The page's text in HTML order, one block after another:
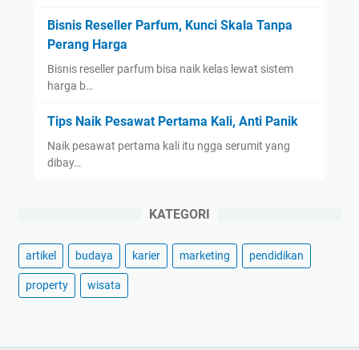
Bisnis Reseller Parfum, Kunci Skala Tanpa
Perang Harga
Bisnis reseller parfum bisa naik kelas lewat sistem
harga b…
Tips Naik Pesawat Pertama Kali, Anti Panik
Naik pesawat pertama kali itu ngga serumit yang
dibay…
KATEGORI
artikel budaya karier marketing pendidikan
property wisata